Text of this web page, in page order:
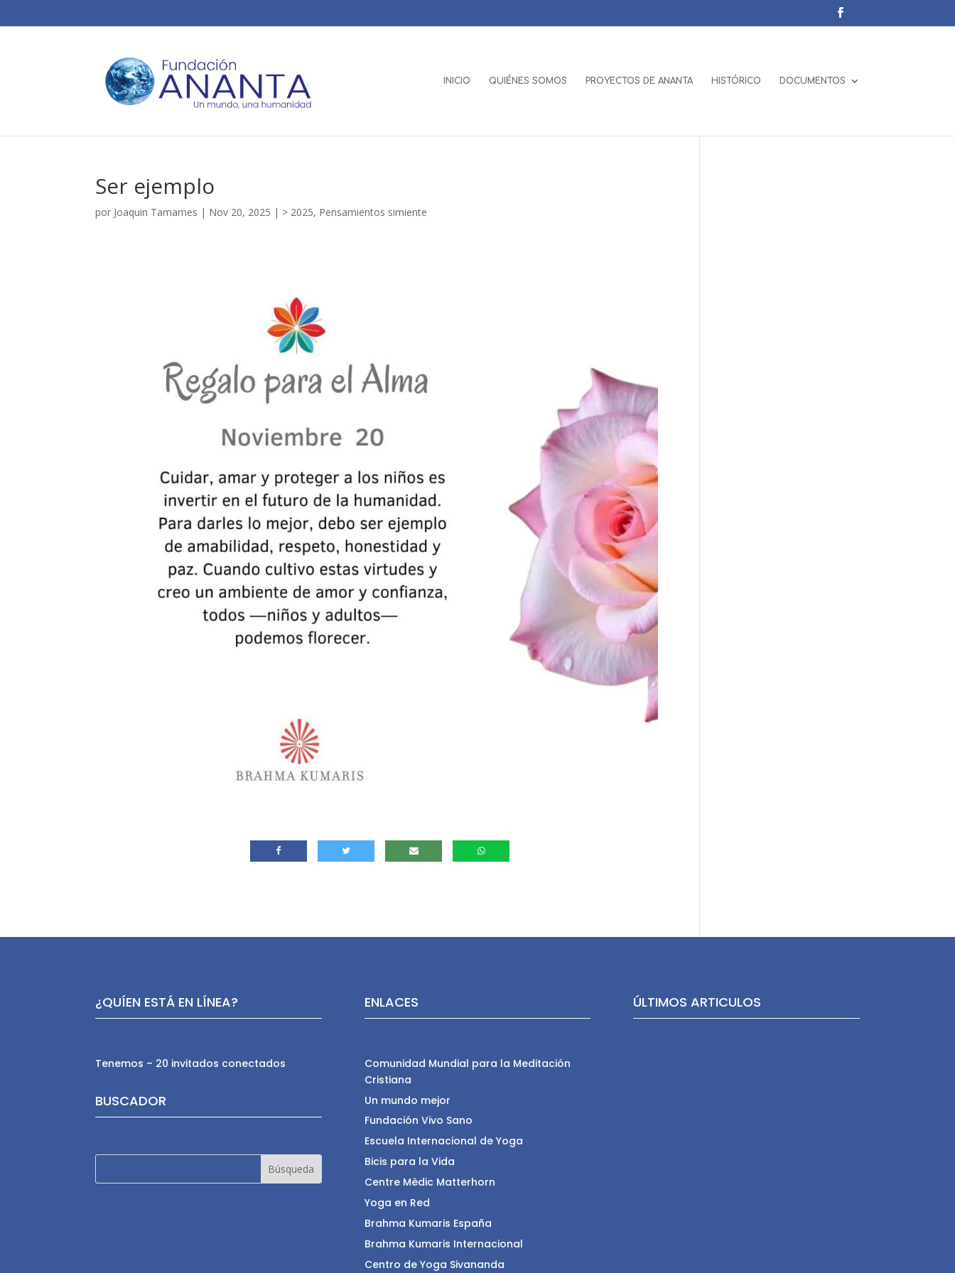
INICIO QUIÉNES SOMOS PROYECTOS DE ANANTA HISTÓRICO DOCUMENTOS
Ser ejemplo
por Joaquin Tamames | Nov 20, 2025 | > 2025, Pensamientos simiente
¿QUÍEN ESTÁ EN LÍNEA?
Tenemos – 20 invitados conectados
BUSCADOR
ENLACES
Comunidad Mundial para la Meditación
Cristiana
Un mundo mejor
Fundación Vivo Sano
Escuela Internacional de Yoga
Bicis para la Vida
Centre Mèdic Matterhorn
Yoga en Red
Brahma Kumaris España
Brahma Kumaris Internacional
Centro de Yoga Sivananda
ÚLTIMOS ARTICULOS